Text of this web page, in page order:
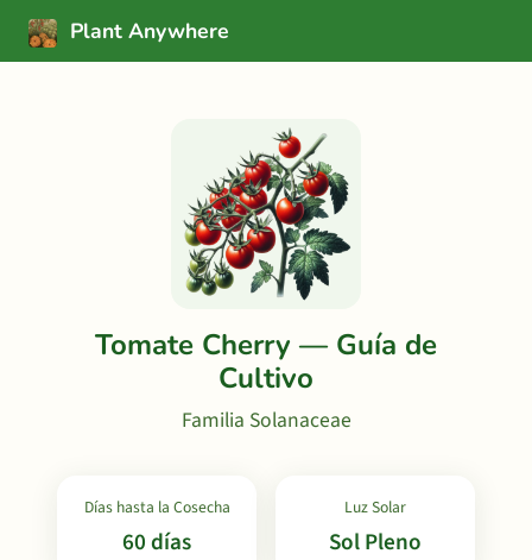
Plant Anywhere
Tomate Cherry — Guía de
Cultivo
Familia Solanaceae
Días hasta la Cosecha
60 días
Luz Solar
Sol Pleno